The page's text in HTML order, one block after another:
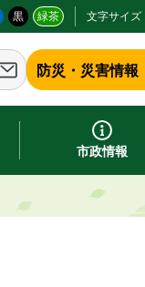
黒 緑茶 文字サイズ
防災・災害情報
市政情報